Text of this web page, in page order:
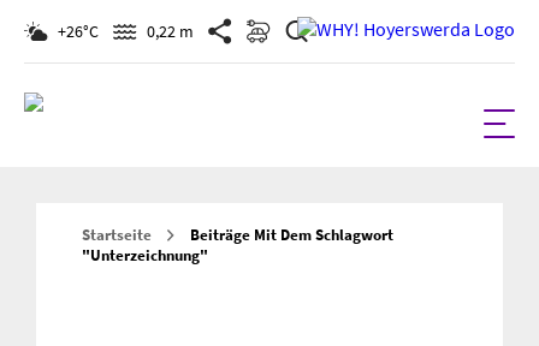
+26°C 0,22 m
Suchen
Startseite
Beiträge Mit Dem Schlagwort
"unterzeichnung"